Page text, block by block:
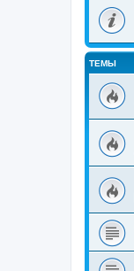
ТЕМЫ